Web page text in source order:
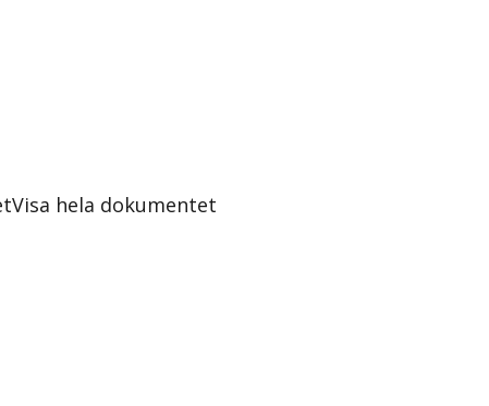
Visa hela dokumentet